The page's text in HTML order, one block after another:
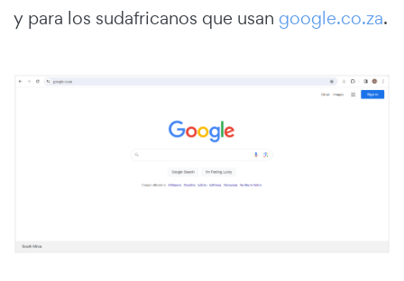
y para los sudafricanos que usan google.co.za.